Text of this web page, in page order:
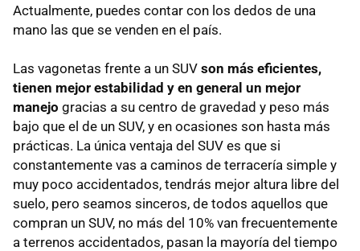
Actualmente, puedes contar con los dedos de una
mano las que se venden en el país.
Las vagonetas frente a un SUV son más eficientes,
tienen mejor estabilidad y en general un mejor
manejo gracias a su centro de gravedad y peso más
bajo que el de un SUV, y en ocasiones son hasta más
prácticas. La única ventaja del SUV es que si
constantemente vas a caminos de terracería simple y
muy poco accidentados, tendrás mejor altura libre del
suelo, pero seamos sinceros, de todos aquellos que
compran un SUV, no más del 10% van frecuentemente
a terrenos accidentados, pasan la mayoría del tiempo